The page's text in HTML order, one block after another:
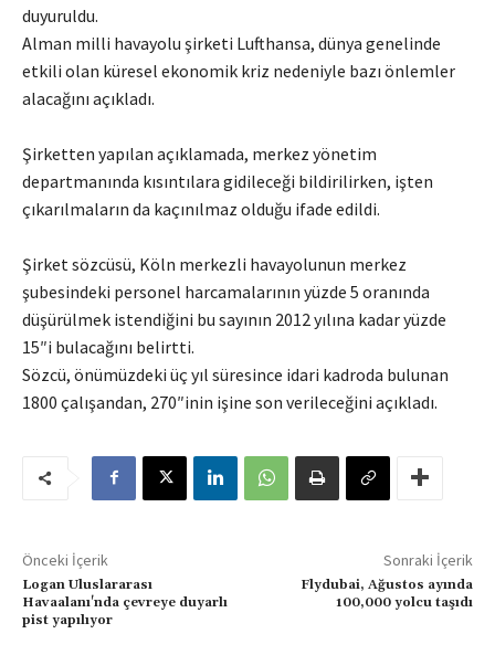
duyuruldu.
Alman milli havayolu şirketi Lufthansa, dünya genelinde
etkili olan küresel ekonomik kriz nedeniyle bazı önlemler
alacağını açıkladı.
Şirketten yapılan açıklamada, merkez yönetim
departmanında kısıntılara gidileceği bildirilirken, işten
çıkarılmaların da kaçınılmaz olduğu ifade edildi.
Şirket sözcüsü, Köln merkezli havayolunun merkez
şubesindeki personel harcamalarının yüzde 5 oranında
düşürülmek istendiğini bu sayının 2012 yılına kadar yüzde
15″i bulacağını belirtti.
Sözcü, önümüzdeki üç yıl süresince idari kadroda bulunan
1800 çalışandan, 270″inin işine son verileceğini açıkladı.
Önceki İçerik
Logan Uluslararası
Havaalanı'nda çevreye duyarlı
pist yapılıyor
Sonraki İçerik
Flydubai, Ağustos ayında
100,000 yolcu taşıdı